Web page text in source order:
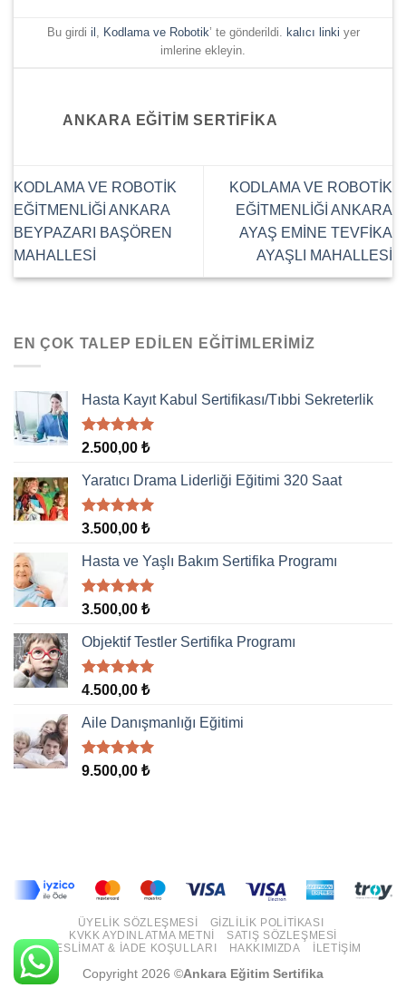
Bu girdi il , Kodlama ve Robotik’ te gönderildi. kalıcı linki yer
imlerine ekleyin.
ANKARA EĞITIM SERTIFIKA
KODLAMA VE ROBOTİK
EĞİTMENLİĞİ ANKARA
BEYPAZARI BAŞÖREN
MAHALLESİ
KODLAMA VE ROBOTİK
EĞİTMENLİĞİ ANKARA
AYAŞ EMİNE TEVFİKA
AYAŞLI MAHALLESİ
EN ÇOK TALEP EDILEN EĞITIMLERIMIZ
Hasta Kayıt Kabul Sertifikası/Tıbbi Sekreterlik
5 üzerinden
aldı
2.500,00 ₺
Yaratıcı Drama Liderliği Eğitimi 320 Saat
5 üzerinden
aldı
3.500,00 ₺
Hasta ve Yaşlı Bakım Sertifika Programı
5 üzerinden
aldı
3.500,00 ₺
Objektif Testler Sertifika Programı
5 üzerinden
aldı
4.500,00 ₺
Aile Danışmanlığı Eğitimi
5 üzerinden
9.500,00 ₺
ÜYELIK SÖZLEŞMESI
GIZLILIK POLITIKASI
KVKK AYDINLATMA METNI
SATIŞ SÖZLEŞMESI
TESLIMAT & İADE KOŞULLARI
HAKKIMIZDA İLETIŞIM
Copyright 2026 ©Ankara Eğitim Sertifika